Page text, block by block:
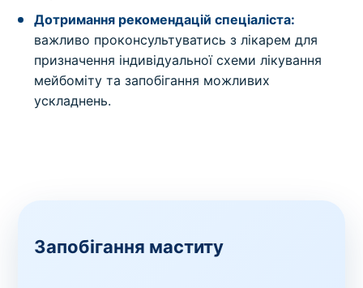
Дотримання рекомендацій спеціаліста:
важливо проконсультуватись з лікарем для
призначення індивідуальної схеми лікування
мейбоміту та запобігання можливих
ускладнень.
Запобігання маститу